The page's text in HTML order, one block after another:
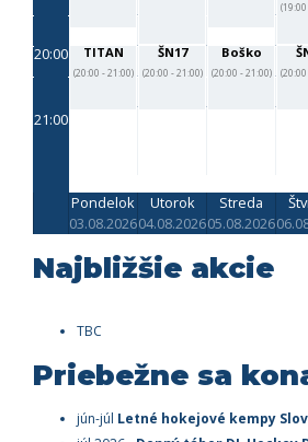
20:00
21:00
TITAN
(20:00 - 21:00)
ŠN17
(20:00 - 21:00)
Boško
(20:00 - 21:00)
Pondelok
03.08.2026
Utorok
04.08.2026
Streda
05.08.2026
Najbližšie akcie
TBC
Priebežne sa
jún-júl Letné hokejové kempy